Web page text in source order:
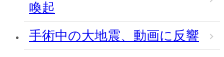
喚起
手術中の大地震、動画に反響